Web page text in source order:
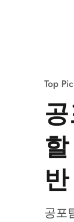
Top
공포